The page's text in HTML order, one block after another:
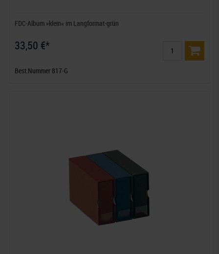
FDC-Album »klein« im Langformat-grün
33,50 €*
Best.Nummer 817-G